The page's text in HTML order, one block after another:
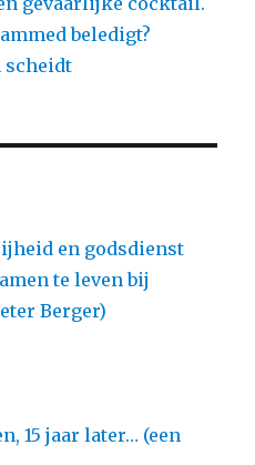
beledigt?
scheidt
en godsdienst
te leven bij
Berger)
15 jaar later… (een